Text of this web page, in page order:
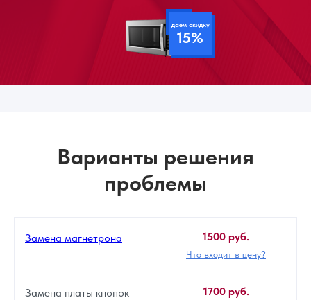
даем скидку
15%
Варианты решения
проблемы
Замена магнетрона 1500 руб.
Что входит в цену?
Замена платы кнопок 1700 руб.